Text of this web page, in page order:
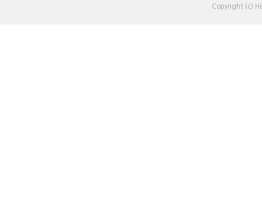
Copyright (c)